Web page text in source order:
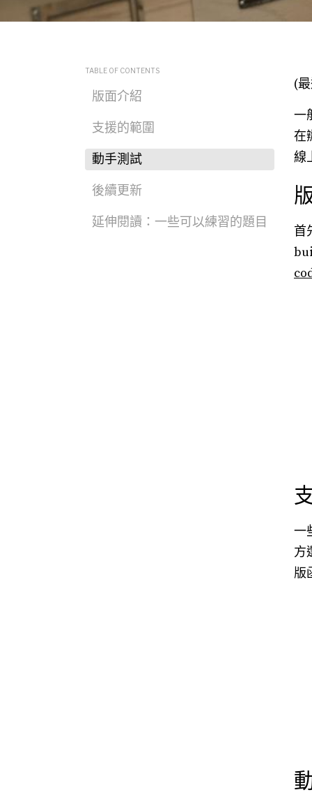
TABLE OF CONTENTS
版面介紹
支援的範圍
動手測試
後續更新
延伸閱讀：一些可以練習的題目
(
一
在
線
首
一
方
版